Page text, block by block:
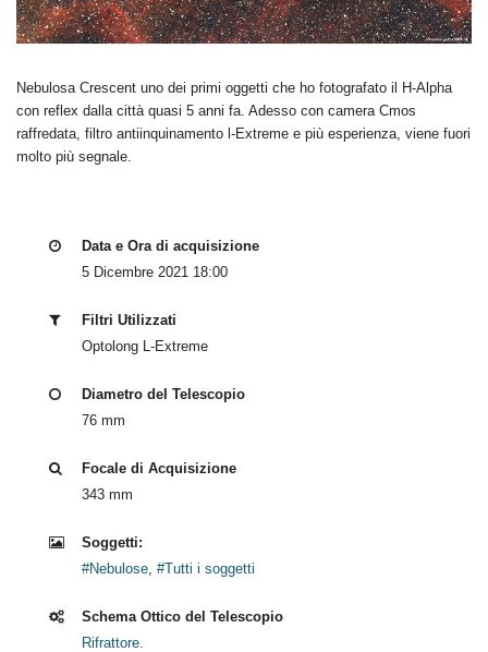
Nebulosa Crescent uno dei primi oggetti che ho fotografato il H-Alpha
con reflex dalla città quasi 5 anni fa. Adesso con camera Cmos
raffredata, filtro antiinquinamento l-Extreme e più esperienza, viene fuori
molto più segnale.
Data e Ora di acquisizione
5 Dicembre 2021 18:00
Filtri Utilizzati
Optolong L-Extreme
Diametro del Telescopio
76 mm
Focale di Acquisizione
343 mm
Soggetti:
#Nebulose #Tutti i soggetti
Schema Ottico del Telescopio
Rifrattore.